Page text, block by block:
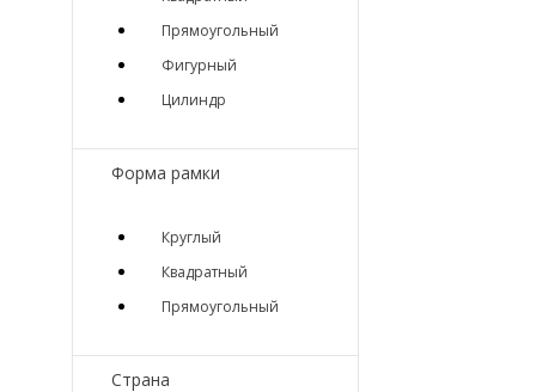
Прямоугольный
Фигурный
Цилиндр
Форма рамки
Круглый
Квадратный
Прямоугольный
Страна